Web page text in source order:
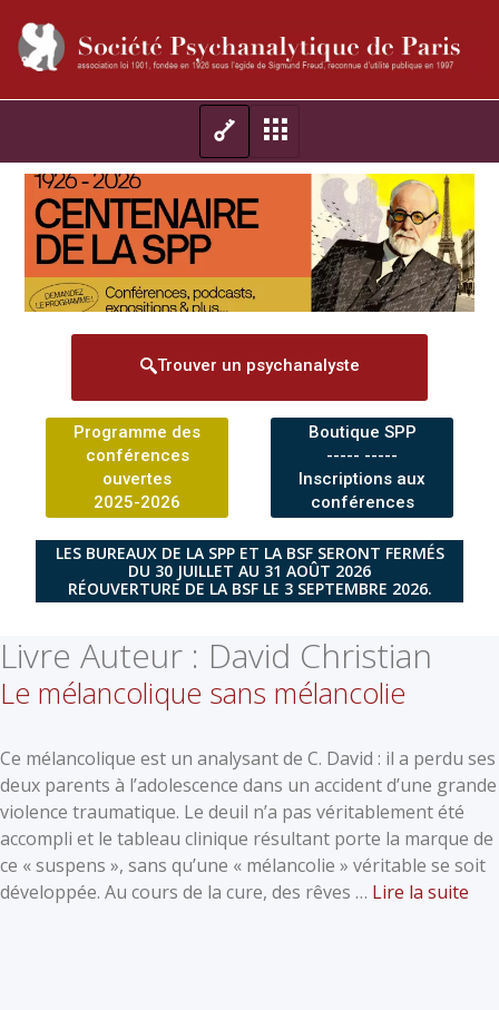
Trouver un psychanalyste
Programme des
conférences
ouvertes
2025-2026
Boutique SPP
----- -----
Inscriptions aux
conférences
LES BUREAUX DE LA SPP ET LA BSF SERONT FERMÉS
DU 30 JUILLET AU 31 AOÛT 2026
RÉOUVERTURE DE LA BSF LE 3 SEPTEMBRE 2026.
Livre Auteur : David Christian
Le mélancolique sans mélancolie
Ce mélancolique est un analysant de C. David : il a perdu ses
deux parents à l’adolescence dans un accident d’une grande
violence traumatique. Le deuil n’a pas véritablement été
accompli et le tableau clinique résultant porte la marque de
ce « suspens », sans qu’une « mélancolie » véritable se soit
développée. Au cours de la cure, des rêves … Lire la suite